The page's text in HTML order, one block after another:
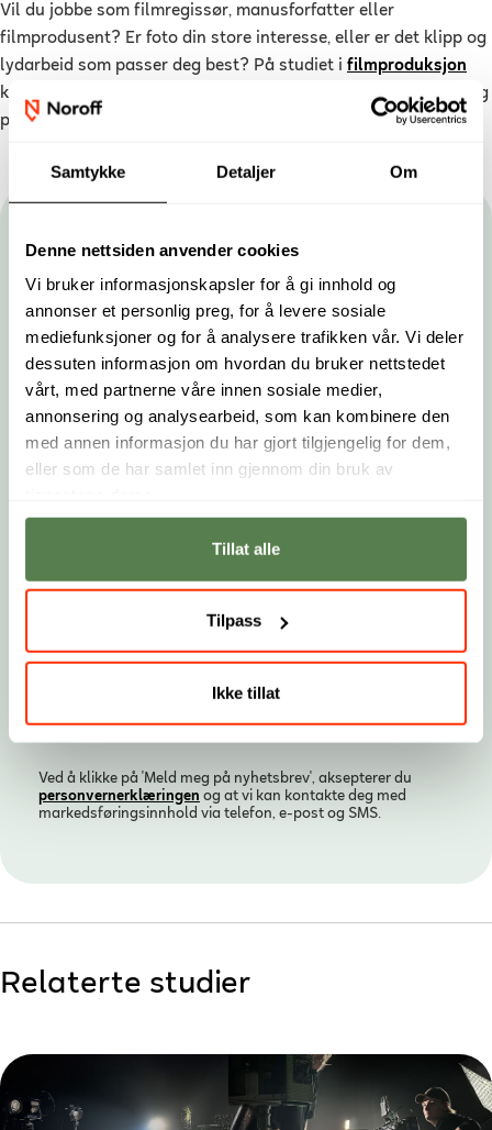
Samtykke Detaljer Om
Denne nettsiden anvender cookies
Vi bruker informasjonskapsler for å gi innhold og
annonser et personlig preg, for å levere sosiale
mediefunksjoner og for å analysere trafikken vår. Vi deler
dessuten informasjon om hvordan du bruker nettstedet
vårt, med partnerne våre innen sosiale medier,
annonsering og analysearbeid, som kan kombinere den
med annen informasjon du har gjort tilgjengelig for dem,
eller som de har samlet inn gjennom din bruk av
Tillat alle
Tilpass
Ikke tillat
Vil du jobbe som filmregissør, manusforfatter eller
filmprodusent? Er foto din store interesse, eller er det klipp og
lydarbeid som passer deg best? På studiet i filmproduksjon
kan du fordype deg innen disse fagområdene. Du kan sikre deg
plass til høsten 2024 allerede nå.
Hold deg oppdatert
Gjør som tusenvis av studenter og få nyhetsbrev fra
Noroff. Du kan når som helst melde deg av.
Fornavn
Etternavn
E-post
Ved å klikke på 'Meld meg på nyhetsbrev', aksepterer du
personvern­erklæringen og at vi kan kontakte deg med
markedsføringsinnhold via telefon, e-post og SMS.
Relaterte studier